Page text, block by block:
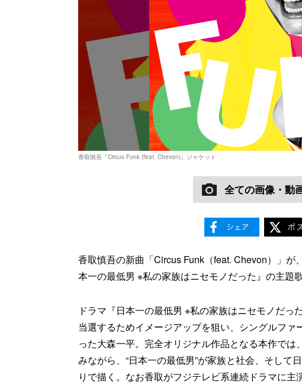
香取慎吾『Circus Funk (feat. Chevon)』ジャケット
全ての画像・動
香取慎吾の新曲「Circus Funk（feat. Chevon）」
本一の最低男 ※私の家族はニセモノだった』の主題
ドラマ『日本一の最低男 ※私の家族はニセモノだ
当選するためイメージアップを狙い、シングルフ
った大森一平。完全オリジナル作品となる本作で
みながら、“日本一の最低男”が家族と社会、そして
りで描く。なお香取がフジテレビ系連続ドラマに